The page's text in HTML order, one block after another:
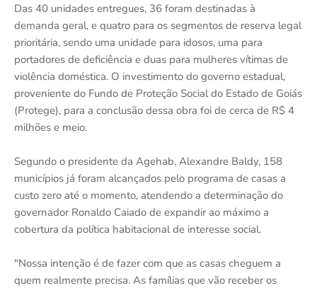
Das 40 unidades entregues, 36 foram destinadas à
demanda geral, e quatro para os segmentos de reserva legal
prioritária, sendo uma unidade para idosos, uma para
portadores de deficiência e duas para mulheres vítimas de
violência doméstica. O investimento do governo estadual,
proveniente do Fundo de Proteção Social do Estado de Goiás
(Protege), para a conclusão dessa obra foi de cerca de R$ 4
milhões e meio.
Segundo o presidente da Agehab, Alexandre Baldy, 158
municípios já foram alcançados pelo programa de casas a
custo zero até o momento, atendendo a determinação do
governador Ronaldo Caiado de expandir ao máximo a
cobertura da política habitacional de interesse social.
"Nossa intenção é de fazer com que as casas cheguem a
quem realmente precisa. As famílias que vão receber os